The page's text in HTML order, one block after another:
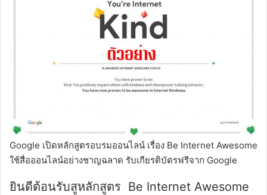
Google เปิดหลักสูตรอบรมออนไลน์ เรื่อง Be Internet Awesome
ใช้สื่อออนไลน์อย่างชาญฉลาด รับเกียรติบัตรฟรีจาก Google
ยินดีต้อนรับสูหลักสูตร Be Internet Awesome